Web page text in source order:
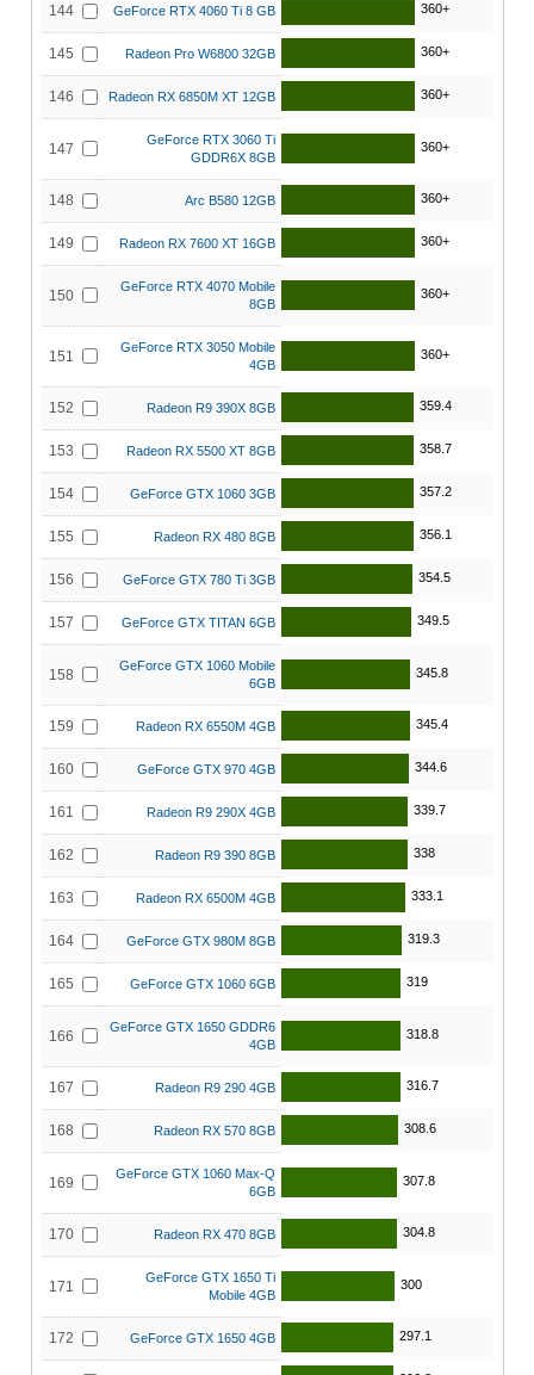
144 GeForce RTX 4060 Ti 8 GB 360+
145 Radeon Pro W6800 32GB 360+
146 Radeon RX 6850M XT 12GB 360+
147
GeForce RTX 3060 Ti
GDDR6X 8GB
360+
148 Arc B580 12GB 360+
149 Radeon RX 7600 XT 16GB 360+
150
GeForce RTX 4070 Mobile
8GB
360+
151
GeForce RTX 3050 Mobile
4GB
360+
152 Radeon R9 390X 8GB 359.4
153 Radeon RX 5500 XT 8GB 358.7
154 GeForce GTX 1060 3GB 357.2
155 Radeon RX 480 8GB 356.1
156 GeForce GTX 780 Ti 3GB 354.5
157 GeForce GTX TITAN 6GB 349.5
158
GeForce GTX 1060 Mobile
6GB
345.8
159 Radeon RX 6550M 4GB 345.4
160 GeForce GTX 970 4GB 344.6
161 Radeon R9 290X 4GB 339.7
162 Radeon R9 390 8GB 338
163 Radeon RX 6500M 4GB 333.1
164 GeForce GTX 980M 8GB 319.3
165 GeForce GTX 1060 6GB 319
166
GeForce GTX 1650 GDDR6
4GB
318.8
167 Radeon R9 290 4GB 316.7
168 Radeon RX 570 8GB 308.6
169
GeForce GTX 1060 Max-Q
6GB
307.8
170 Radeon RX 470 8GB 304.8
171
GeForce GTX 1650 Ti
Mobile 4GB
300
172 GeForce GTX 1650 4GB 297.1